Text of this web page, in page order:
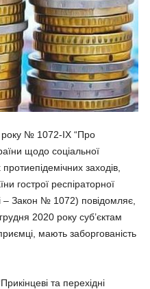
року № 1072-IX “Про
щодо соціальної
заходів,
гострої респіраторної
– Закон № 1072) повідомляє,
2020 року суб’єктам
мають заборгованість
та перехідні